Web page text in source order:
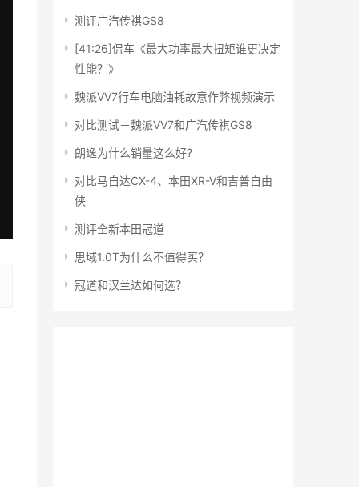
测评广汽传祺GS8
[41:26]侃车《最大功率最大扭矩谁更决定
性能？》
魏派VV7行车电脑油耗故意作弊视频演示
对比测试－魏派VV7和广汽传祺GS8
朗逸为什么销量这么好?
对比马自达CX-4、本田XR-V和吉普自由
侠
测评全新本田冠道
思域1.0T为什么不值得买？
冠道和汉兰达如何选？